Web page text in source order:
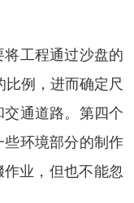
工程通过沙盘的
例，进而确定尺
通道路。第四个
环境部分的制作
业，但也不能忽